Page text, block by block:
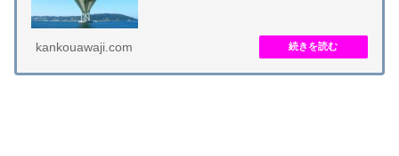
kankouawaji.com